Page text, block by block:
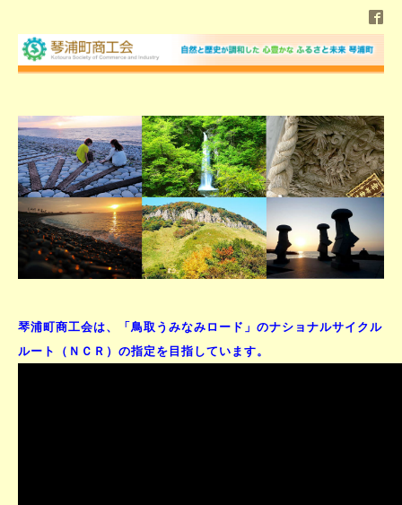
琴浦町商工会は、「鳥取うみなみロード」のナショナルサイクル
ルート（ＮＣＲ）の指定を目指しています。